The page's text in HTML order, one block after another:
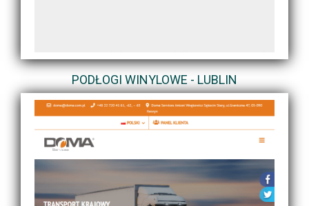
PODŁOGI WINYLOWE - LUBLIN